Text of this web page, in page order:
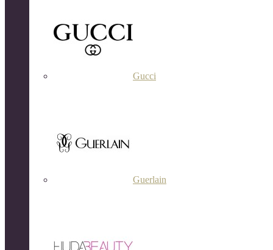
Gucci
Guerlain